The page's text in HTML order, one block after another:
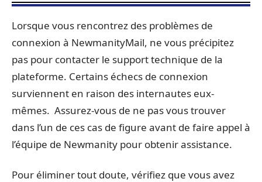
Lorsque vous rencontrez des problèmes de
connexion à NewmanityMail, ne vous précipitez
pas pour contacter le support technique de la
plateforme. Certains échecs de connexion
surviennent en raison des internautes eux-
mêmes. Assurez-vous de ne pas vous trouver
dans l’un de ces cas de figure avant de faire appel à
l’équipe de Newmanity pour obtenir assistance.
Pour éliminer tout doute, vérifiez que vous avez